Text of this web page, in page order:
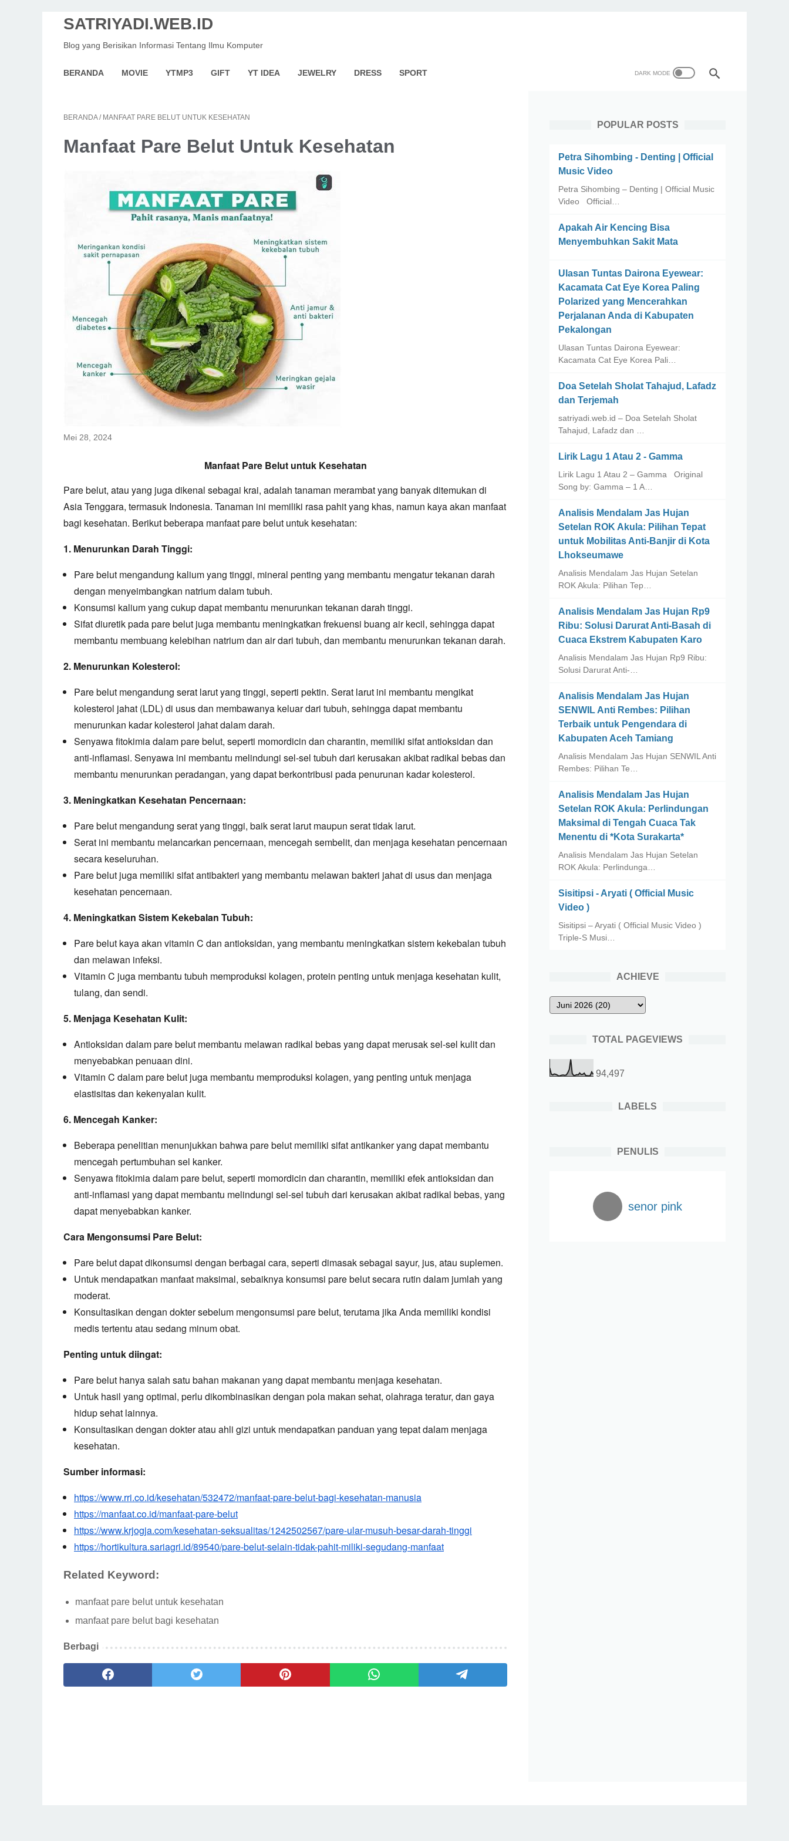
SATRIYADI.WEB.ID
Blog yang Berisikan Informasi Tentang Ilmu Komputer
BERANDA MOVIE YTMP3 GIFT YT IDEA JEWELRY DRESS SPORT
BERANDA / MANFAAT PARE BELUT UNTUK KESEHATAN
Manfaat Pare Belut Untuk Kesehatan
Mei 28, 2024
Manfaat Pare Belut untuk Kesehatan
Pare belut, atau yang juga dikenal sebagai krai, adalah tanaman merambat yang banyak ditemukan di
Asia Tenggara, termasuk Indonesia. Tanaman ini memiliki rasa pahit yang khas, namun kaya akan manfaat
bagi kesehatan. Berikut beberapa manfaat pare belut untuk kesehatan:
1. Menurunkan Darah Tinggi:
Pare belut mengandung kalium yang tinggi, mineral penting yang membantu mengatur tekanan darah
dengan menyeimbangkan natrium dalam tubuh.
Konsumsi kalium yang cukup dapat membantu menurunkan tekanan darah tinggi.
Sifat diuretik pada pare belut juga membantu meningkatkan frekuensi buang air kecil, sehingga dapat
membantu membuang kelebihan natrium dan air dari tubuh, dan membantu menurunkan tekanan darah.
2. Menurunkan Kolesterol:
Pare belut mengandung serat larut yang tinggi, seperti pektin. Serat larut ini membantu mengikat
kolesterol jahat (LDL) di usus dan membawanya keluar dari tubuh, sehingga dapat membantu
menurunkan kadar kolesterol jahat dalam darah.
Senyawa fitokimia dalam pare belut, seperti momordicin dan charantin, memiliki sifat antioksidan dan
anti-inflamasi. Senyawa ini membantu melindungi sel-sel tubuh dari kerusakan akibat radikal bebas dan
membantu menurunkan peradangan, yang dapat berkontribusi pada penurunan kadar kolesterol.
3. Meningkatkan Kesehatan Pencernaan:
Pare belut mengandung serat yang tinggi, baik serat larut maupun serat tidak larut.
Serat ini membantu melancarkan pencernaan, mencegah sembelit, dan menjaga kesehatan pencernaan
secara keseluruhan.
Pare belut juga memiliki sifat antibakteri yang membantu melawan bakteri jahat di usus dan menjaga
kesehatan pencernaan.
4. Meningkatkan Sistem Kekebalan Tubuh:
Pare belut kaya akan vitamin C dan antioksidan, yang membantu meningkatkan sistem kekebalan tubuh
dan melawan infeksi.
Vitamin C juga membantu tubuh memproduksi kolagen, protein penting untuk menjaga kesehatan kulit,
tulang, dan sendi.
5. Menjaga Kesehatan Kulit:
Antioksidan dalam pare belut membantu melawan radikal bebas yang dapat merusak sel-sel kulit dan
menyebabkan penuaan dini.
Vitamin C dalam pare belut juga membantu memproduksi kolagen, yang penting untuk menjaga
elastisitas dan kekenyalan kulit.
6. Mencegah Kanker:
Beberapa penelitian menunjukkan bahwa pare belut memiliki sifat antikanker yang dapat membantu
mencegah pertumbuhan sel kanker.
Senyawa fitokimia dalam pare belut, seperti momordicin dan charantin, memiliki efek antioksidan dan
anti-inflamasi yang dapat membantu melindungi sel-sel tubuh dari kerusakan akibat radikal bebas, yang
dapat menyebabkan kanker.
Cara Mengonsumsi Pare Belut:
Pare belut dapat dikonsumsi dengan berbagai cara, seperti dimasak sebagai sayur, jus, atau suplemen.
Untuk mendapatkan manfaat maksimal, sebaiknya konsumsi pare belut secara rutin dalam jumlah yang
moderat.
Konsultasikan dengan dokter sebelum mengonsumsi pare belut, terutama jika Anda memiliki kondisi
medis tertentu atau sedang minum obat.
Penting untuk diingat:
Pare belut hanya salah satu bahan makanan yang dapat membantu menjaga kesehatan.
Untuk hasil yang optimal, perlu dikombinasikan dengan pola makan sehat, olahraga teratur, dan gaya
hidup sehat lainnya.
Konsultasikan dengan dokter atau ahli gizi untuk mendapatkan panduan yang tepat dalam menjaga
kesehatan.
Sumber informasi:
https://www.rri.co.id/kesehatan/532472/manfaat-pare-belut-bagi-kesehatan-manusia
https://manfaat.co.id/manfaat-pare-belut
https://www.krjogja.com/kesehatan-seksualitas/1242502567/pare-ular-musuh-besar-darah-tinggi
https://hortikultura.sariagri.id/89540/pare-belut-selain-tidak-pahit-miliki-segudang-manfaat
Related Keyword:
manfaat pare belut untuk kesehatan
manfaat pare belut bagi kesehatan
Berbagi
POPULAR POSTS
Petra Sihombing - Denting | Official
Music Video
Petra Sihombing – Denting | Official Music
Video Official…
Apakah Air Kencing Bisa
Menyembuhkan Sakit Mata
Ulasan Tuntas Dairona Eyewear:
Kacamata Cat Eye Korea Paling
Polarized yang Mencerahkan
Perjalanan Anda di Kabupaten
Pekalongan
Ulasan Tuntas Dairona Eyewear:
Kacamata Cat Eye Korea Pali…
Doa Setelah Sholat Tahajud, Lafadz
dan Terjemah
satriyadi.web.id – Doa Setelah Sholat
Tahajud, Lafadz dan …
Lirik Lagu 1 Atau 2 - Gamma
Lirik Lagu 1 Atau 2 – Gamma Original
Song by: Gamma – 1 A…
Analisis Mendalam Jas Hujan
Setelan ROK Akula: Pilihan Tepat
untuk Mobilitas Anti-Banjir di Kota
Lhokseumawe
Analisis Mendalam Jas Hujan Setelan
ROK Akula: Pilihan Tep…
Analisis Mendalam Jas Hujan Rp9
Ribu: Solusi Darurat Anti-Basah di
Cuaca Ekstrem Kabupaten Karo
Analisis Mendalam Jas Hujan Rp9 Ribu:
Solusi Darurat Anti-…
Analisis Mendalam Jas Hujan
SENWIL Anti Rembes: Pilihan
Terbaik untuk Pengendara di
Kabupaten Aceh Tamiang
Analisis Mendalam Jas Hujan SENWIL Anti
Rembes: Pilihan Te…
Analisis Mendalam Jas Hujan
Setelan ROK Akula: Perlindungan
Maksimal di Tengah Cuaca Tak
Menentu di *Kota Surakarta*
Analisis Mendalam Jas Hujan Setelan
ROK Akula: Perlindunga…
Sisitipsi - Aryati ( Official Music
Video )
Sisitipsi – Aryati ( Official Music Video )
Triple-S Musi…
ACHIEVE
TOTAL PAGEVIEWS
94,497
LABELS
PENULIS
senor pink